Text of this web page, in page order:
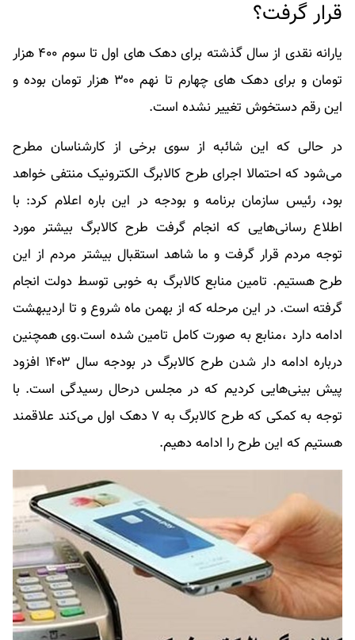
قرار گرفت؟
یارانه نقدی از سال گذشته برای دهک های اول تا سوم ۴۰۰ هزار
تومان و برای دهک های چهارم تا نهم ۳۰۰ هزار تومان بوده و
این رقم دستخوش تغییر نشده است.
در حالی که این شائبه از سوی برخی از کارشناسان مطرح
می‌شود که احتمالا اجرای طرح کالابرگ الکترونیک منتفی خواهد
بود، رئیس سازمان برنامه و بودجه در این باره اعلام کرد: با
اطلاع رسانی‌هایی که انجام گرفت طرح کالابرگ بیشتر مورد
توجه مردم قرار گرفت و ما شاهد استقبال بیشتر مردم از این
طرح هستیم. تامین منابع کالابرگ به خوبی توسط دولت انجام
گرفته است. در این مرحله که از بهمن ماه شروع و تا اردیبهشت
ادامه دارد ،منابع به صورت کامل تامین شده است.وی همچنین
درباره ادامه دار شدن طرح کالابرگ در بودجه سال ۱۴۰۳ افزود
پیش بینی‌هایی کردیم که در مجلس درحال رسیدگی است. با
توجه به کمکی که طرح کالابرگ به ۷ دهک اول می‌کند علاقمند
هستیم که این طرح را ادامه دهیم.